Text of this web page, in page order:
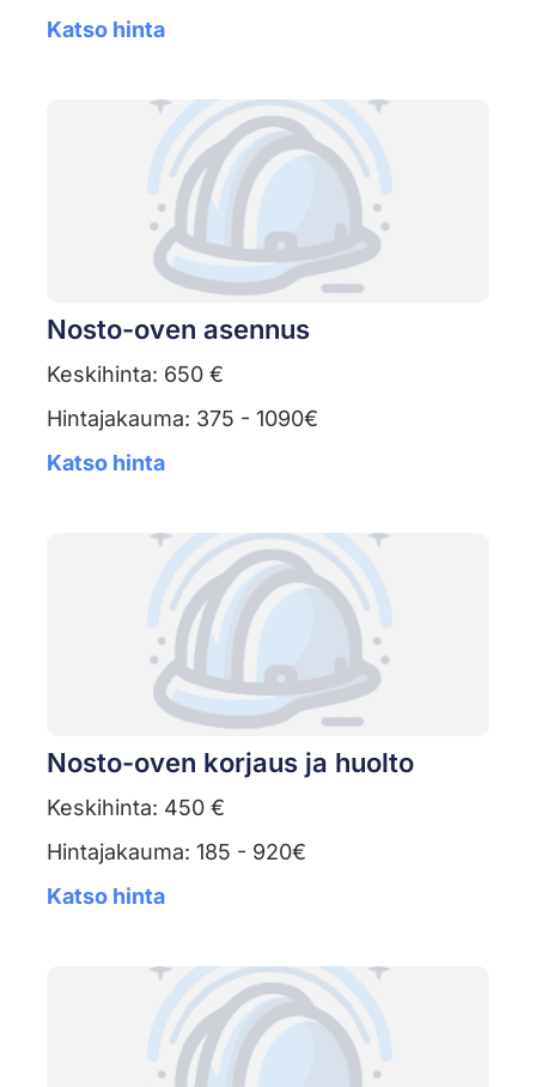
Katso hinta
Nosto-oven asennus
Keskihinta: 650 €
Hintajakauma: 375 - 1090€
Katso hinta
Nosto-oven korjaus ja huolto
Keskihinta: 450 €
Hintajakauma: 185 - 920€
Katso hinta